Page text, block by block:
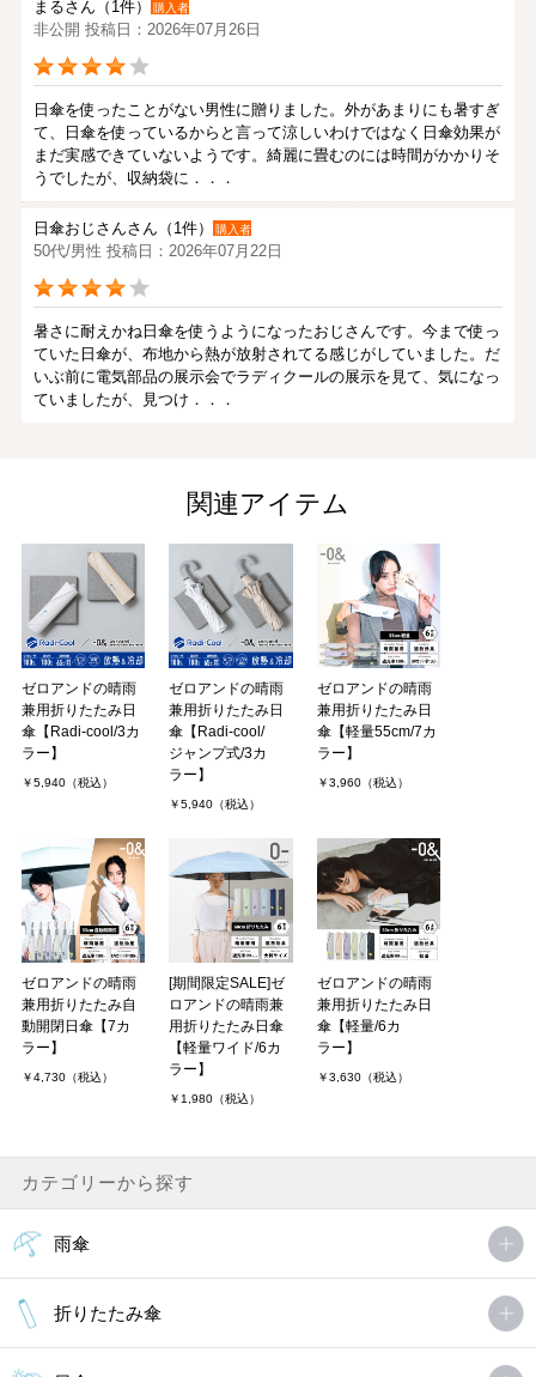
まるさん（1件） 購入者
非公開 投稿日：2026年07月26日
日傘を使ったことがない男性に贈りました。外があまりにも暑すぎ
て、日傘を使っているからと言って涼しいわけではなく日傘効果が
まだ実感できていないようです。綺麗に畳むのには時間がかかりそ
うでしたが、収納袋に．．．
日傘おじさんさん（1件） 購入者
50代/男性 投稿日：2026年07月22日
暑さに耐えかね日傘を使うようになったおじさんです。今まで使っ
ていた日傘が、布地から熱が放射されてる感じがしていました。だ
いぶ前に電気部品の展示会でラディクールの展示を見て、気になっ
ていましたが、見つけ．．．
まだ長時間の使用はしていないですが、炎天下で数分使用した感じ
は普通の日傘より暑さが和らいでいる気がしました。
素材が厚めなこともあり、少し重さは感じますが許容範囲です。
ただ、形状記憶ではないので畳む．．．
レイラさん（1件） 購入者
非公開 投稿日：2026年07月04日
本格的な夏に備え、遮熱も備えた晴雨兼用傘を探してこちらの商品
にたどり着来ました。色はサックスにし期待通りの爽やか。カバー
夏を乗り切れそうで満．．．
すみこめさん（1件） 購入者
長野県/50代/男性 投稿日：2026年02月24日
比較サイトからこの商品を知りました。季節が来るまで…と保管し
ていましたが連日の温かさから実際に使用。気温20℃程度の春陽気
ですが遮熱完璧！夏本番や雨天時の使用が本当に楽しみです。
onehorse216さん（1件）購入者
昨年、2025年大人気でなかなか購入できなかった放射冷却する遮熱
雨、真夏と重宝しそうです。
非公開 投稿日：2026年02月18日
関連アイテム
ゼロアンドの晴雨
兼用折りたたみ日
傘【Radi-cool/3カ
ラー】
￥5,940（税込）
ゼロアンドの晴雨
兼用折りたたみ日
傘【Radi-cool/
ジャンプ式/3カ
ラー】
￥5,940（税込）
ゼロアンドの晴雨
兼用折りたたみ日
傘【軽量55cm/7カ
ラー】
￥3,960（税込）
ゼロアンドの晴雨
兼用折りたたみ自
動開閉日傘【7カ
ラー】
￥4,730（税込）
[期間限定SALE]ゼ
ロアンドの晴雨兼
用折りたたみ日傘
【軽量ワイド/6カ
ラー】
￥1,980（税込）
ゼロアンドの晴雨
兼用折りたたみ日
傘【軽量/6カ
ラー】
￥3,630（税込）
カテゴリーから探す
雨傘
折りたたみ傘